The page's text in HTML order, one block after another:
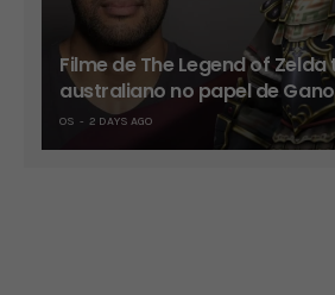
Filme de The Legend of
australiano no papel de
OS 2 DAYS AGO